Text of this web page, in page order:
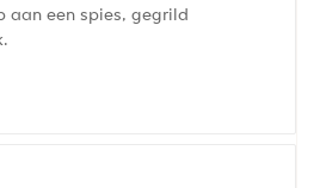
aan een spies, gegrild